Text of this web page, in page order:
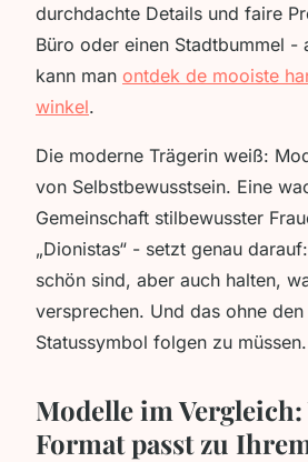
durchdachte Details und faire
Büro oder einen Stadtbummel -
kann man ontdek de mooiste
winkel.
Die moderne Trägerin weiß:
von Selbstbewusstsein. Eine
Gemeinschaft stilbewusster
„Dionistas“ - setzt genau
schön sind, aber auch halten,
versprechen. Und das ohne
Statussymbol folgen zu müssen.
Modelle im Vergleich:
Format passt zu